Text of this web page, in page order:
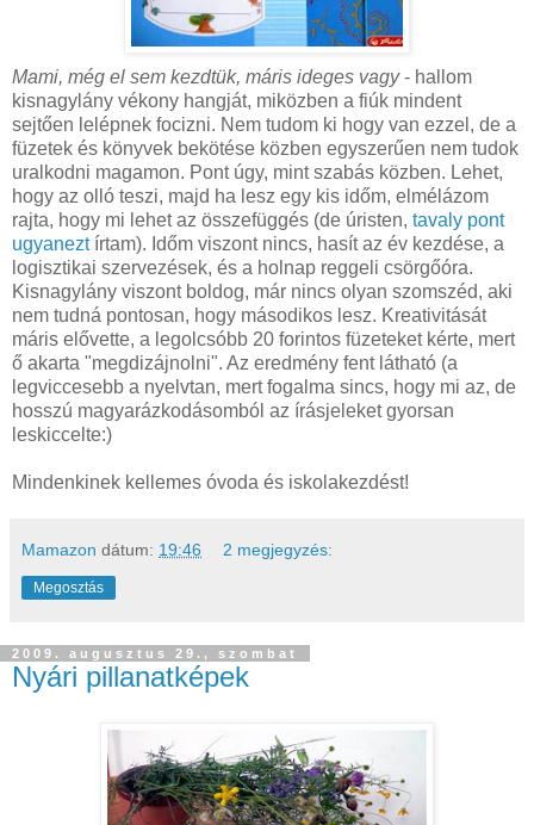
Mami, még el sem kezdtük, máris ideges vagy- hallom
kisnagylány vékony hangját, miközben a fiúk mindent
sejtően lelépnek focizni. Nem tudom ki hogy van ezzel, de a
füzetek és könyvek bekötése közben egyszerűen nem tudok
uralkodni magamon. Pont úgy, mint szabás közben. Lehet,
hogy az olló teszi, majd ha lesz egy kis időm, elmélázom
rajta, hogy mi lehet az összefüggés (de úristen, tavaly pont
ugyaneztírtam). Időm viszont nincs, hasít az év kezdése, a
logisztikai szervezések, és a holnap reggeli csörgőóra.
Kisnagylány viszont boldog, már nincs olyan szomszéd, aki
nem tudná pontosan, hogy másodikos lesz. Kreativitását
máris elővette, a legolcsóbb 20 forintos füzeteket kérte, mert
ő akarta "megdizájnolni". Az eredmény fent látható (a
legviccesebb a nyelvtan, mert fogalma sincs, hogy mi az, de
hosszú magyarázkodásomból az írásjeleket gyorsan
leskiccelte:)
Mindenkinek kellemes óvoda és iskolakezdést!
Mamazon dátum: 19:46 2 megjegyzés:
Megosztás
2009. augusztus 29., szombat
Nyári pillanatképek